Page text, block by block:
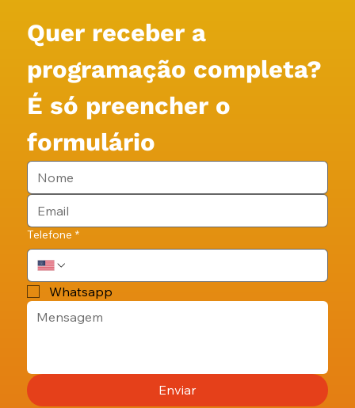
Quer receber a
programação completa?
É só preencher o
formulário
Telefone *
Whatsapp
Enviar